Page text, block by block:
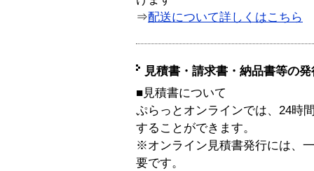
⇒配送について詳しくはこちら
見積書・請求書・納品書等の
■見積書について
ぷらっとオンラインでは、24時
することができます。
※オンライン見積書発行には、
要です。